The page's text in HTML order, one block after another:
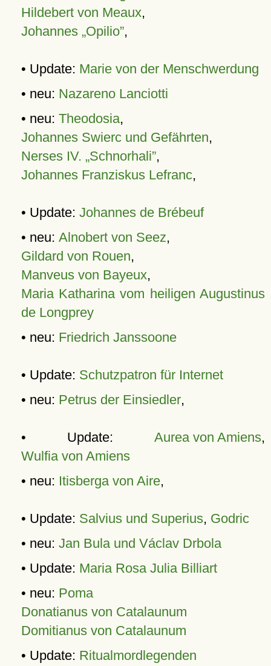
Hildebert von Meaux,
Johannes „Opilio”,
• Update: Marie von der Menschwerdung
• neu: Nazareno Lanciotti
• neu: Theodosia,
Johannes Swierc und Gefährten,
Nerses IV. „Schnorhali”,
Johannes Franziskus Lefranc,
• Update: Johannes de Brébeuf
• neu: Alnobert von Seez,
Gildard von Rouen,
Manveus von Bayeux,
Maria Katharina vom heiligen Augustinus
de Longprey
• neu: Friedrich Janssoone
• Update: Schutzpatron für Internet
• neu: Petrus der Einsiedler,
• Update: Aurea von Amiens,
Wulfia von Amiens
• neu: Itisberga von Aire,
• Update: Salvius und Superius, Godric
• neu: Jan Bula und Václav Drbola
• Update: Maria Rosa Julia Billiart
• neu: Poma
Donatianus von Catalaunum
Domitianus von Catalaunum
• Update: Ritualmordlegenden